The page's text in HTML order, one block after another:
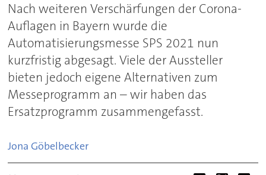
Nach weiteren Verschärfungen der Corona-
Auflagen in Bayern wurde die
Automatisierungsmesse SPS 2021 nun
kurzfristig abgesagt. Viele der Aussteller
bieten jedoch eigene Alternativen zum
Messeprogramm an – wir haben das
Ersatzprogramm zusammengefasst.
Jona Göbelbecker